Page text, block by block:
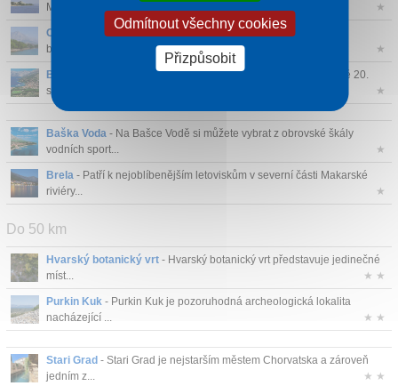
Makarské. ...
★
Omiš - Brela
- Brela jsou skvostem netknuté přírody; husté
borovicové lesy...
★
Baško Polje
- Nová osada, která se rozvíjela ve druhé polovině 20.
století...
★
Baška Voda - Na Bašce Vodě si můžete vybrat z obrovské škály
vodních sport...
★
Brela - Patří k nejoblíbenějším letoviskům v severní části Makarské
riviéry...
★
Do 50 km
Hvarský botanický vrt - Hvarský botanický vrt představuje jedinečné
míst...
★ ★
Purkin Kuk - Purkin Kuk je pozoruhodná archeologická lokalita
nacházející ...
★ ★
Stari Grad - Stari Grad je nejstarším městem Chorvatska a zároveň
jedním z...
★ ★
Odmítnout všechny cookies
Přizpůsobit